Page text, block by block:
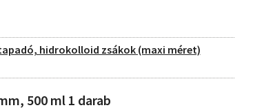
hidrokolloid zsákok (maxi méret)
500 ml 1 darab